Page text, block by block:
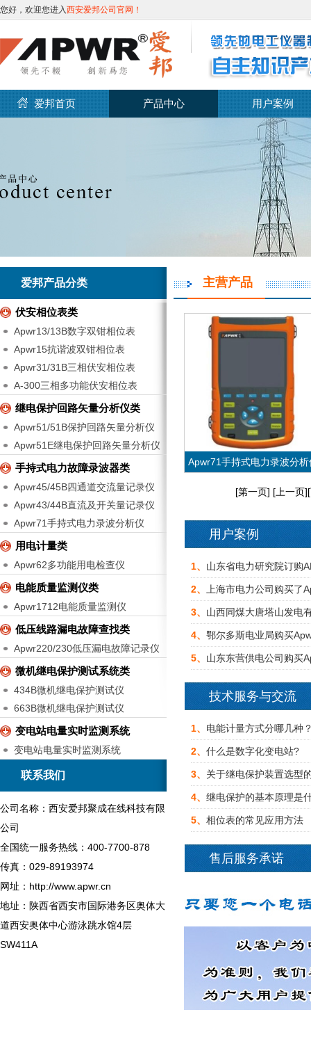
您好，欢迎您进入西安爱邦公司官网！
爱邦首页 产品中心 用户案例
爱邦产品分类
伏安相位表类
Apwr13/13B数字双钳相位表
Apwr15抗谐波双钳相位表
Apwr31/31B三相伏安相位表
A-300三相多功能伏安相位表
继电保护回路矢量分析仪类
Apwr51/51B保护回路矢量分析仪
Apwr51E继电保护回路矢量分析仪
手持式电力故障录波器类
Apwr45/45B四通道交流量记录仪
Apwr43/44B直流及开关量记录仪
Apwr71手持式电力录波分析仪
用电计量类
Apwr62多功能用电检查仪
电能质量监测仪类
Apwr1712电能质量监测仪
低压线路漏电故障查找类
Apwr220/230低压漏电故障记录仪
微机继电保护测试系统类
434B微机继电保护测试仪
663B微机继电保护测试仪
变电站电量实时监测系统
变电站电量实时监测系统
联系我们
公司名称：西安爱邦聚成在线科技有限
公司
全国统一服务热线：400-7700-878
传真：029-89193974
网址：http://www.apwr.cn
地址：陕西省西安市国际港务区奥体大
道西安奥体中心游泳跳水馆4层
SW411A
主营产品
Apwr71手持式电力录波分析
VIEW MORE
Apwr71手持式电力录波分析
[第一页] [上一页
用户案例
1、 山东省电力研究院订购
2、 上海市电力公司购买了
3、 山西同煤大唐塔山发电
4、 鄂尔多斯电业局购买
5、 山东东营供电公司购买
技术服务与交流
1、 电能计量方式分哪几种
2、 什么是数字化变电站?
3、 关于继电保护装置选型
4、 继电保护的基本原理是
5、 相位表的常见应用方法
售后服务承诺